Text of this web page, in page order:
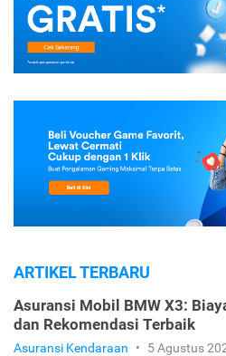
ARTIKEL TERBARU
Asuransi Mobil BMW X3:
dan Rekomendasi Terbaik
Asuransi Kendaraan • 5 Agustus